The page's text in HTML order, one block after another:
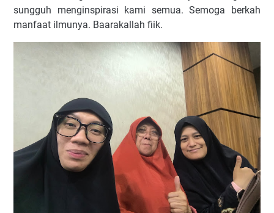
sungguh menginspirasi kami semua. Semoga berkah
manfaat ilmunya. Baarakallah fiik.